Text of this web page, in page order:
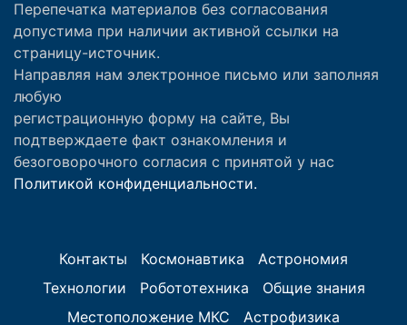
Перепечатка материалов без согласования
допустима при наличии активной ссылки на
страницу-источник.
Направляя нам электронное письмо или заполняя
любую
регистрационную форму на сайте, Вы
подтверждаете факт ознакомления и
безоговорочного согласия с принятой у нас
Политикой конфиденциальности.
Контакты Космонавтика
Астрономия
Технологии
Робототехника
Общие знания
Местоположение МКС
Астрофизика